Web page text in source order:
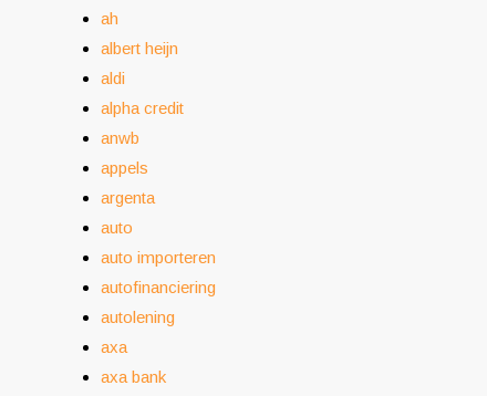
ah
albert heijn
aldi
alpha credit
anwb
appels
argenta
auto
auto importeren
autofinanciering
autolening
axa
axa bank